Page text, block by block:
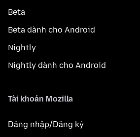
Beta
Beta dành cho Android
Nightly
Nightly dành cho Android
Tài khoản Mozilla
Đăng nhập/Đăng ký